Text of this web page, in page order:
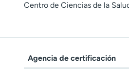
Centro de Ciencias de la
Agencia de certificación